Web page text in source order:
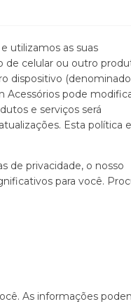
utilizamos as suas
de celular ou outro
dispositivo
Acessórios pode
e serviços será
Esta política
de privacidade, o nosso
para você.
As informações